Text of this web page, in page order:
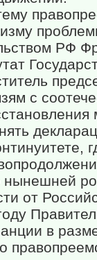
РФ
с
нынешней
от
в